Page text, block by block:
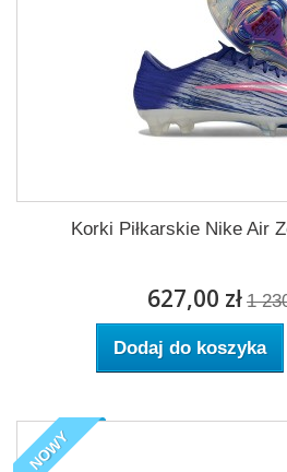
Korki Piłkarskie Nike Air
627,00 zł 1
Dodaj do koszyka
NOWY